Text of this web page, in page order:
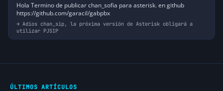
Hola Termino de publicar chan_sofia para asterisk. en github
https://github.com/garacil/gabpbx
Adios chan_sip, la próxima versión de Asterisk obligará a
utilizar PJSIP
ÚLTIMOS ARTÍCULOS